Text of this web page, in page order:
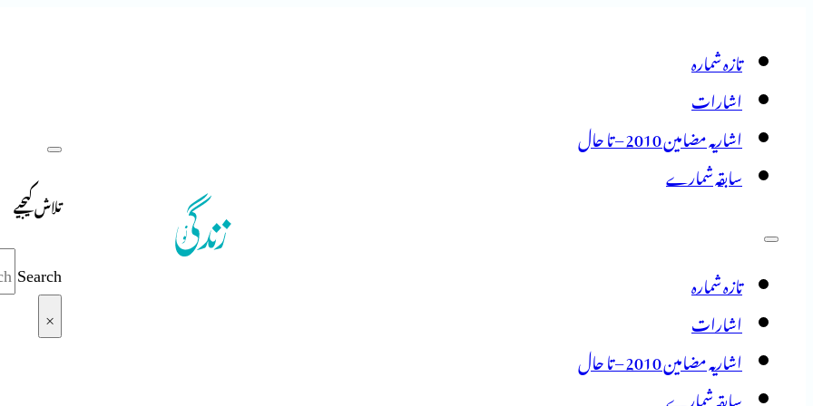
تازہ شمارہ
اشارات
اشاریہ مضامین 2010 – تا حال
سابقہ شمارے
تازہ شمارہ
اشارات
اشاریہ مضامین 2010 – تا حال
سابقہ شمارے
تلاش کیجیے
Search
×